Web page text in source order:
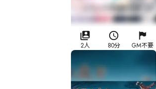
2人 80分 GM不要